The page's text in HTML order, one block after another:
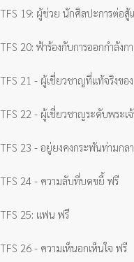
TFS 19: ผู้ช่วย นักศิลปะการต่อสู้
TFS 20: ฟ้าร้องกับการออกกำลัง
TFS 21 - ผู้เชี่ยวชาญที่แท้จริงขอ
TFS 22 - ผู้เชี่ยวชาญระดับพระเ
TFS 23 - อยู่ยงคงกระพันท่ามกล
TFS 24 - ความลับที่บดขยี้ ฟรี
TFS 25: แฟน ฟรี
TFS 26 - ความเห็นอกเห็นใจ ฟรี